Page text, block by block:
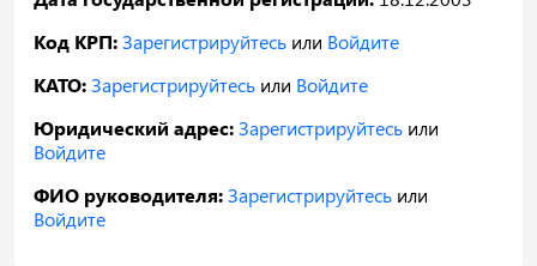
Код КРП:Зарегистрируйтесь или Войдите
КАТО:Зарегистрируйтесь или Войдите
Юридический адрес:Зарегистрируйтесь или
Войдите
ФИО руководителя:Зарегистрируйтесь или
Войдите